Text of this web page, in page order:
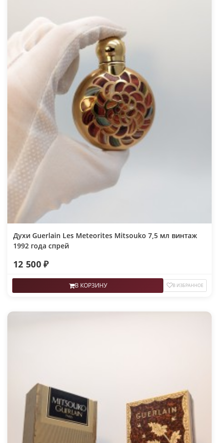
Духи Guerlain Les Meteorites Mitsouko 7,5 мл винтаж
1992 года спрей
12 500 ₽
В КОРЗИНУ В ИЗБРАННОЕ